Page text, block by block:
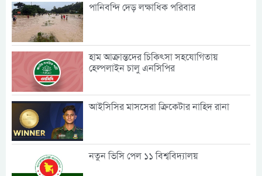
পানিবন্দি দেড় লক্ষাধিক পরিবার
হাম আক্রান্তদের চিকিৎসা সহযোগিতায়
হেল্পলাইন চালু এনসিপির
আইসিসির মাসসেরা ক্রিকেটার নাহিদ রানা
নতুন ভিসি পেল ১১ বিশ্ববিদ্যালয়